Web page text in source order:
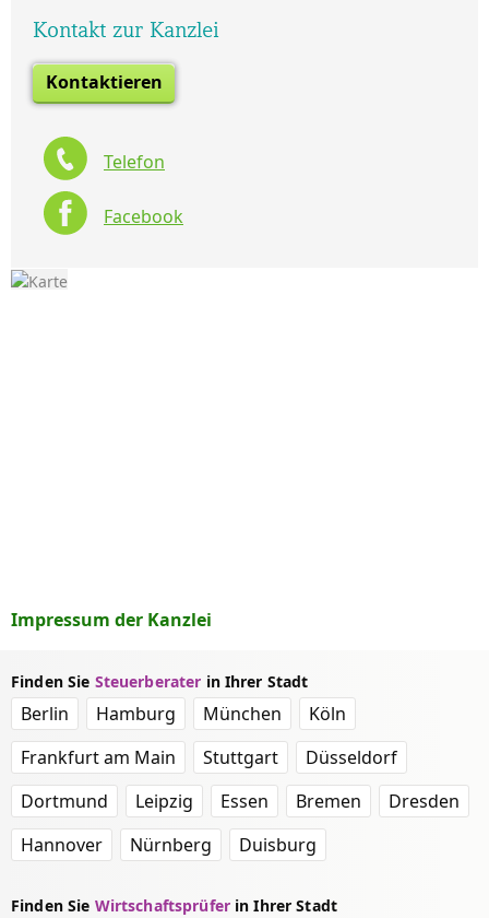
Kontakt zur Kanzlei
Kontaktieren
Telefon
Facebook
Impressum der Kanzlei
Finden Sie Steuerberater in Ihrer Stadt
Berlin Hamburg München
Köln
Frankfurt am Main
Stuttgart
Düsseldorf
Dortmund
Leipzig Essen Bremen
Dresden
Hannover
Nürnberg Duisburg
Finden Sie Wirtschaftsprüferin Ihrer Stadt